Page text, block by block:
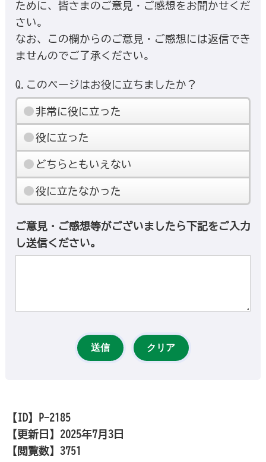
ために、皆さまのご意見・ご感想をお聞かせくだ
さい。
なお、この欄からのご意見・ご感想には返信でき
ませんのでご了承ください。
Q.このページはお役に立ちましたか？
非常に役に立った
役に立った
どちらともいえない
役に立たなかった
ご意見・ご感想等がございましたら下記をご入力
し送信ください。
【ID】
P-2185
【更新日】 2025年7月3日
【閲覧数】3751